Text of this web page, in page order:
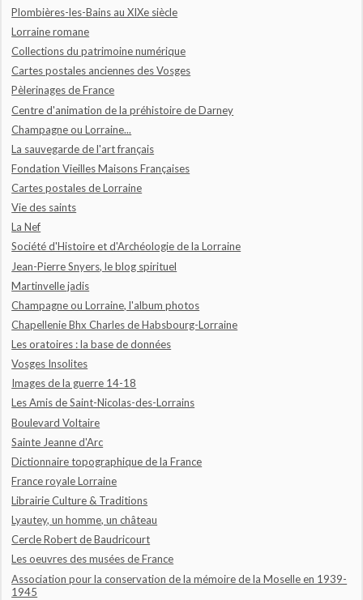
Plombières-les-Bains au XIXe siècle
Lorraine romane
Collections du patrimoine numérique
Cartes postales anciennes des Vosges
Pèlerinages de France
Centre d'animation de la préhistoire de Darney
Champagne ou Lorraine...
La sauvegarde de l'art français
Fondation Vieilles Maisons Françaises
Cartes postales de Lorraine
Vie des saints
La Nef
Société d'Histoire et d'Archéologie de la Lorraine
Jean-Pierre Snyers, le blog spirituel
Martinvelle jadis
Champagne ou Lorraine, l'album photos
Chapellenie Bhx Charles de Habsbourg-Lorraine
Les oratoires : la base de données
Vosges Insolites
Images de la guerre 14-18
Les Amis de Saint-Nicolas-des-Lorrains
Boulevard Voltaire
Sainte Jeanne d'Arc
Dictionnaire topographique de la France
France royale Lorraine
Librairie Culture & Traditions
Lyautey, un homme, un château
Cercle Robert de Baudricourt
Les oeuvres des musées de France
Association pour la conservation de la mémoire de la Moselle en 1939-
1945